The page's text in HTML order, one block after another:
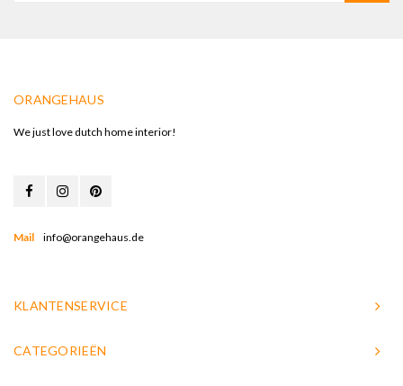
ORANGEHAUS
We just love dutch home interior!
Mail info@orangehaus.de
KLANTENSERVICE
CATEGORIEËN